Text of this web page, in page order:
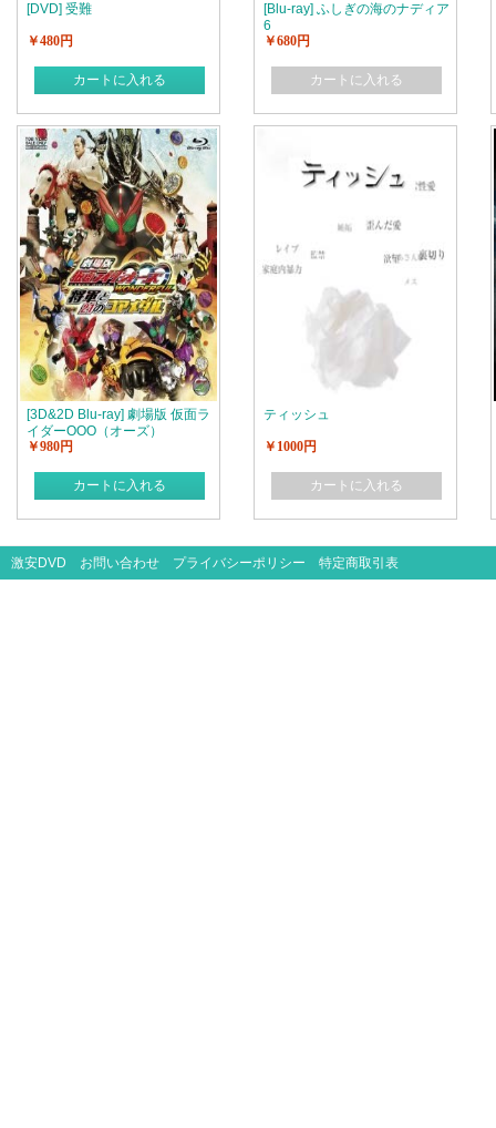
[DVD] 受難
￥480円
カートに入れる
[Blu-ray] ふしぎの海のナディア
6
￥680円
カートに入れる
[3D&2D Blu-ray] 劇場版 仮面ラ
イダーOOO（オーズ）
WONDERFUL 将軍と21のコア
ー THE MOVIE 空飛ぶ幽霊船
￥980円
カートに入れる
ティッシュ
￥1000円
カートに入れる
激安DVD お問い合わせ プライバシーポリシー 特定商取引表